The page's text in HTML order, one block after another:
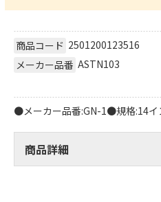
商品コード 2501200123516
メーカー品番 ASTN103
●メーカー品番:GN-1●規格:14
商品詳細